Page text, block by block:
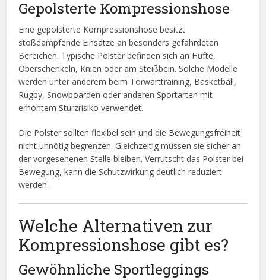
Gepolsterte Kompressionshose
Eine gepolsterte Kompressionshose besitzt
stoßdämpfende Einsätze an besonders gefährdeten
Bereichen. Typische Polster befinden sich an Hüfte,
Oberschenkeln, Knien oder am Steißbein. Solche Modelle
werden unter anderem beim Torwarttraining, Basketball,
Rugby, Snowboarden oder anderen Sportarten mit
erhöhtem Sturzrisiko verwendet.
Die Polster sollten flexibel sein und die Bewegungsfreiheit
nicht unnötig begrenzen. Gleichzeitig müssen sie sicher an
der vorgesehenen Stelle bleiben. Verrutscht das Polster bei
Bewegung, kann die Schutzwirkung deutlich reduziert
werden.
Welche Alternativen zur
Kompressionshose gibt es?
Gewöhnliche Sportleggings